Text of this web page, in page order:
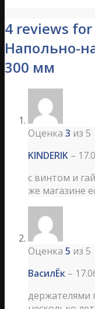
4 reviews for
Напольно-
300 мм
Оценка 3 из 5
KINDERIK –
с винтом и
же магазине
Оценка 5 из 5
ВасилЁк –
держателями